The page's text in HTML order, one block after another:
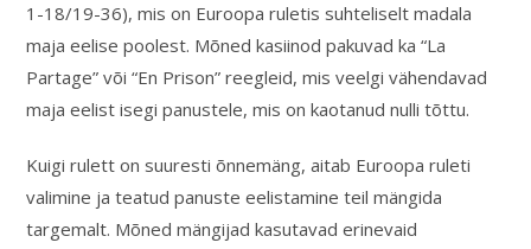
1-18/19-36), mis on Euroopa ruletis suhteliselt madala
maja eelise poolest. Mõned kasiinod pakuvad ka “La
Partage” või “En Prison” reegleid, mis veelgi vähendavad
maja eelist isegi panustele, mis on kaotanud nulli tõttu.
Kuigi rulett on suuresti õnnemäng, aitab Euroopa ruleti
valimine ja teatud panuste eelistamine teil mängida
targemalt. Mõned mängijad kasutavad erinevaid